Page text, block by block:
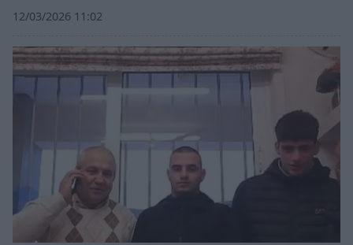
12/03/2026 11:02